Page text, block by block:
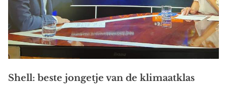
Shell: beste jongetje van de klimaatklas